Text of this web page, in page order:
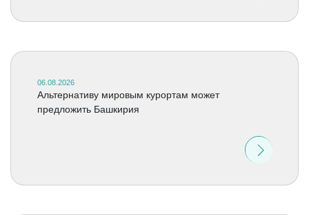
06.08.2026
Альтернативу мировым курортам может
предложить Башкирия